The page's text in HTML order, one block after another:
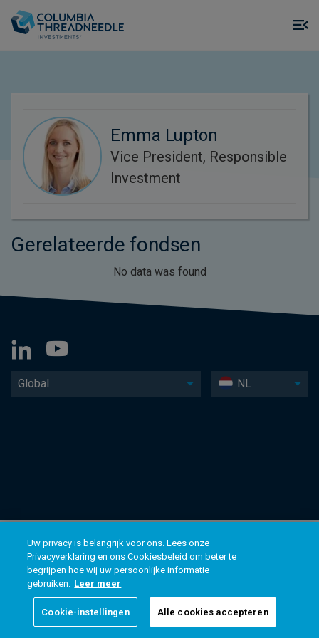
Emma Lupton
Vice President, Responsible
Investment
Gerelateerde fondsen
No data was found
Global NL
Uw privacy is belangrijk voor ons. Lees onze
Privacyverklaring en ons Cookiesbeleid om beter te
begrijpen hoe wij uw persoonlijke informatie
gebruiken. Leer meer
Cookie-instellingen Alle cookies accepteren